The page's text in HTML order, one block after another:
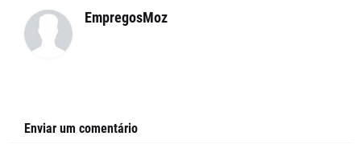
EmpregosMoz
Enviar um comentário